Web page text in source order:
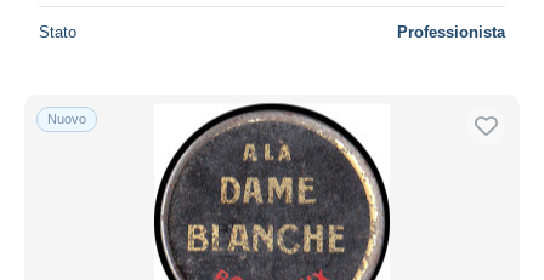
Stato Professionista
Nuovo